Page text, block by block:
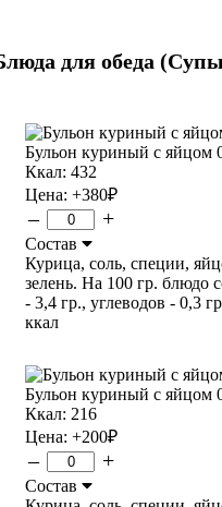
для обеда
Бульон куриный с яйцом
Ккал: 432
Цена: +380₽
– +
Состав
Курица, соль, специи,
зелень. На 100 гр. блюдо
- 3,4 гр., углеводов - 0,3
ккал
Бульон куриный с яйцом
Ккал: 216
Цена: +200₽
– +
Состав